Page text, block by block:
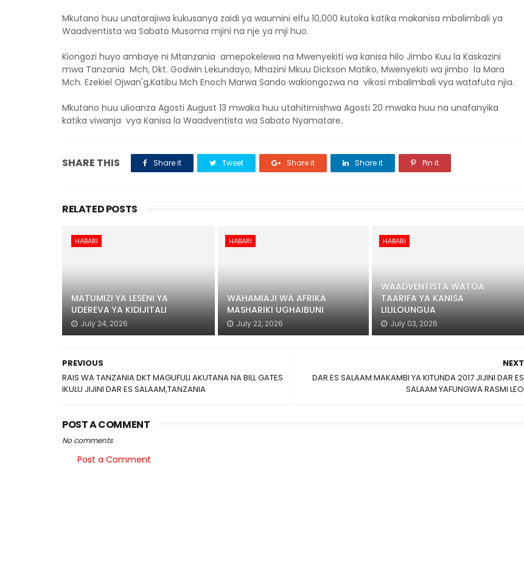
Mkutano huu unatarajiwa kukusanya zaidi ya waumini elfu 10,000 kutoka katika makanisa mbalimbali ya
Waadventista wa Sabato Musoma mjini na nje ya mji huo.
Kiongozi huyo ambaye ni Mtanzania amepokelewa na Mwenyekiti wa kanisa hilo Jimbo Kuu la Kaskazini
mwa Tanzania Mch, Dkt. Godwin Lekundayo, Mhazini Mkuu Dickson Matiko, Mwenyekiti wa jimbo la Mara
Mch. Ezekiel Ojwan'g,Katibu Mch Enoch Marwa Sando wakiongozwa na vikosi mbalimbali vya watafuta njia.
Mkutano huu ulioanza Agosti August 13 mwaka huu utahitimishwa Agosti 20 mwaka huu na unafanyika
katika viwanja vya Kanisa la Waadventista wa Sabato Nyamatare.
SHARE THIS Share it Tweet Share it Share it Pin it
RELATED POSTS
HABARI
MATUMIZI YA LESENI YA
UDEREVA YA KIDIJITALI
July 24, 2026
HABARI
WAHAMIAJI WA AFRIKA
MASHARIKI UGHAIBUNI
July 22, 2026
HABARI
WAADVENTISTA WATOA
TAARIFA YA KANISA
LILILOUNGUA
July 03, 2026
NEXT
DAR ES SALAAM:MAKAMBI YA KITUNDA 2017 JIJINI DAR ES
SALAAM YAFUNGWA RASMI LEO
PREVIOUS
RAIS WA TANZANIA DKT MAGUFULI AKUTANA NA BILL GATES
IKULU JIJINI DAR ES SALAAM,TANZANIA
POST A COMMENT
No comments
Post a Comment